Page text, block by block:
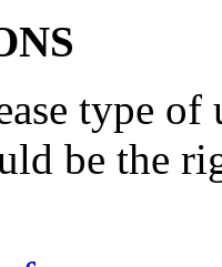
type of
be the